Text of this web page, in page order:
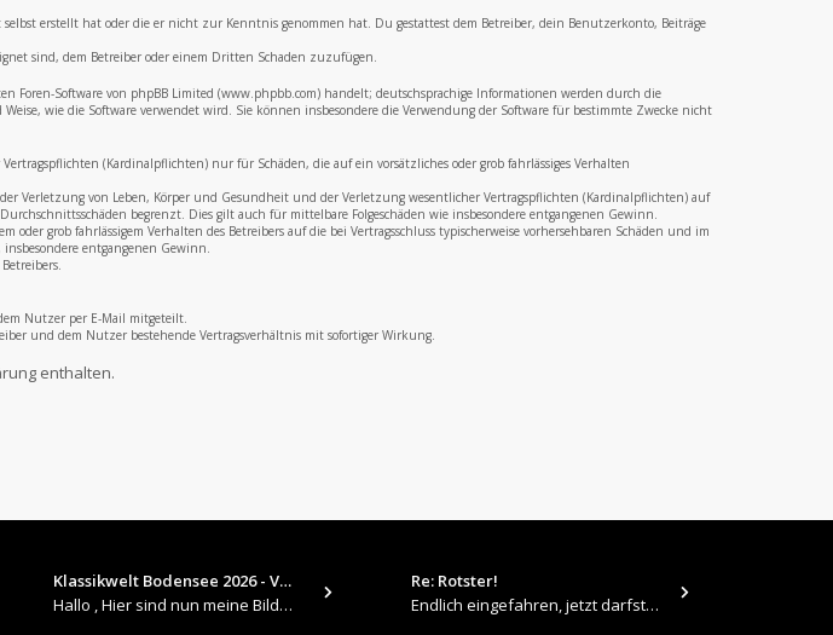
erstellt hat oder die er nicht zur Kenntnis genommen hat. Du gestattest dem Betreiber, dein Benutzerkonto, Beiträge
sind, dem Betreiber oder einem Dritten Schaden zuzufügen.
Foren-Software von phpBB Limited (www.phpbb.com) handelt; deutschsprachige Informationen werden durch die
wie die Software verwendet wird. Sie können insbesondere die Verwendung der Software für bestimmte Zwecke nicht
(Kardinalpflichten) nur für Schäden, die auf ein vorsätzliches oder grob fahrlässiges Verhalten
Verletzung von Leben, Körper und Gesundheit und der Verletzung wesentlicher Vertragspflichten (Kardinalpflichten) auf
begrenzt. Dies gilt auch für mittelbare Folgeschäden wie insbesondere entgangenen Gewinn.
grob fahrlässigem Verhalten des Betreibers auf die bei Vertragsschluss typischerweise vorhersehbaren Schäden und im
entgangenen Gewinn.
Nutzer per E-Mail mitgeteilt.
und dem Nutzer bestehende Vertragsverhältnis mit sofortiger Wirkung.
enthalten.
Klassikwelt Bodensee 2026 - V…
Hallo , Hier sind nun meine Bilder 2026er Klassikwelt Bodensee 😀 https://up.picr.de/51125547rb.jpg https://up.pi
Re: Rotster!
Endlich eingefahren, jetzt darfste Vollgas geben 👍